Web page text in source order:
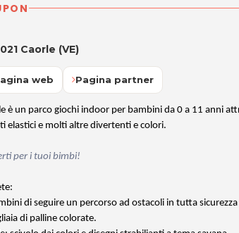
Caorle (VE)
web Pagina partner
è un parco giochi indoor per bambini da 0 a 11 anni
elastici e molti altre divertenti e colori.
per i tuoi bimbi!
di seguire un percorso ad ostacoli in tutta sicurezza
di palline colorate.